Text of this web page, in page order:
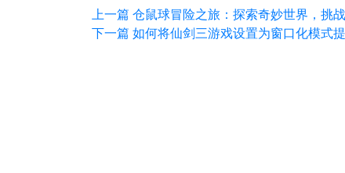
上一篇 仓鼠球冒险之旅：探索奇妙世界，挑
下一篇 如何将仙剑三游戏设置为窗口化模式